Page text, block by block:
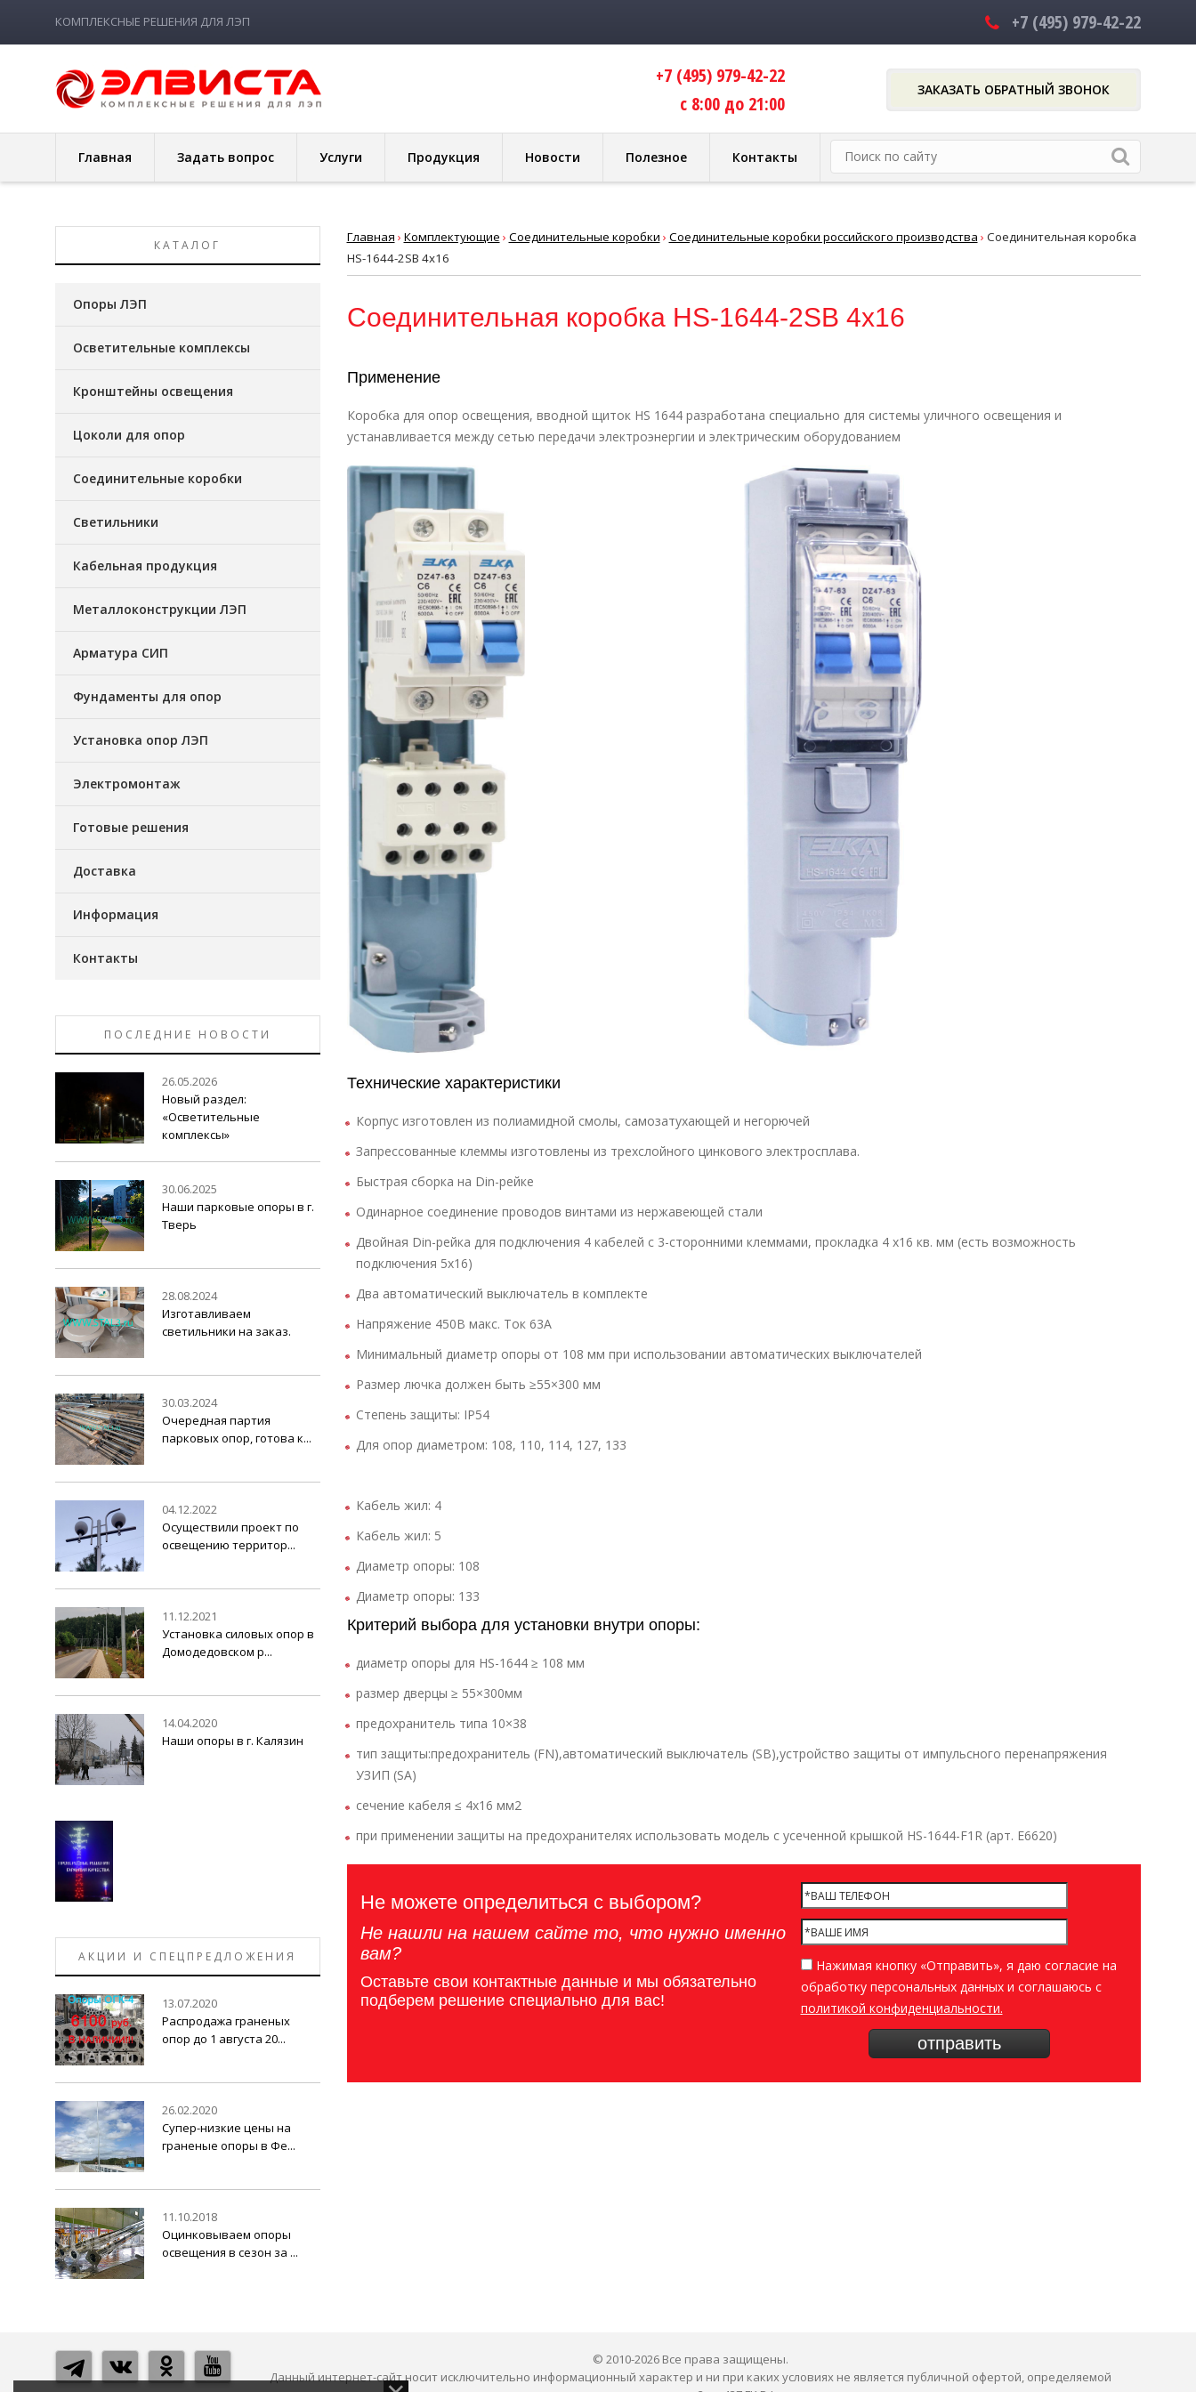
КОМПЛЕКСНЫЕ РЕШЕНИЯ ДЛЯ ЛЭП +7 (495) 979-42-22
ЗАКАЗАТЬ ОБРАТНЫЙ ЗВОНОК
+7 (495) 979-42-22
с 8:00 до 21:00
Главная Задать вопрос Услуги Продукция Новости Полезное Контакты
Главная › Комплектующие › Соединительные коробки › Соединительные коробки российского производства › Соединительная коробка
HS-1644-2SB 4x16
Соединительная коробка HS-1644-2SB 4x16
Применение
Коробка для опор освещения, вводной щиток HS 1644 разработана специально для системы уличного освещения и
устанавливается между сетью передачи электроэнергии и электрическим оборудованием
Технические характеристики
Корпус изготовлен из полиамидной смолы, самозатухающей и негорючей
Запрессованные клеммы изготовлены из трехслойного цинкового электросплава.
Быстрая сборка на Din-рейке
Одинарное соединение проводов винтами из нержавеющей стали
Двойная Din-рейка для подключения 4 кабелей с 3-сторонними клеммами, прокладка 4 х16 кв. мм (есть возможность
подключения 5х16)
Два автоматический выключатель в комплекте
Напряжение 450В макс. Ток 63А
Минимальный диаметр опоры от 108 мм при использовании автоматических выключателей
Размер лючка должен быть ≥55×300 мм
Степень защиты: IP54
Для опор диаметром: 108, 110, 114, 127, 133
Кабель жил: 4
Кабель жил: 5
Диаметр опоры: 108
Диаметр опоры: 133
Критерий выбора для установки внутри опоры:
диаметр опоры для HS-1644 ≥ 108 мм
размер дверцы ≥ 55×300мм
предохранитель типа 10×38
тип защиты:предохранитель (FN),автоматический выключатель (SB),устройство защиты от импульсного перенапряжения
УЗИП (SA)
сечение кабеля ≤ 4х16 мм2
при применении защиты на предохранителях использовать модель с усеченной крышкой HS-1644-F1R (арт. Е6620)
Не можете определиться с выбором?
Не нашли на нашем сайте то, что нужно именно
вам?
Оставьте свои контактные данные и мы обязательно
подберем решение специально для вас!
Нажимая кнопку «Отправить», я даю согласие на
обработку персональных данных и соглашаюсь c
политикой конфиденциальности.
КАТАЛОГ
Опоры ЛЭП
Осветительные комплексы
Кронштейны освещения
Цоколи для опор
Соединительные коробки
Светильники
Кабельная продукция
Металлоконструкции ЛЭП
Арматура СИП
Фундаменты для опор
Установка опор ЛЭП
Электромонтаж
Готовые решения
Доставка
Информация
Контакты
ПОСЛЕДНИЕ НОВОСТИ
26.05.2026
Новый раздел:
«Осветительные
комплексы»
30.06.2025
Наши парковые опоры в г.
Тверь
28.08.2024
Изготавливаем
светильники на заказ.
30.03.2024
Очередная партия
парковых опор, готова к...
04.12.2022
Осуществили проект по
освещению территор...
11.12.2021
Установка силовых опор в
Домодедовском р...
14.04.2020
Наши опоры в г. Калязин
АКЦИИ И СПЕЦПРЕДЛОЖЕНИЯ
13.07.2020
Распродажа граненых
опор до 1 августа 20...
26.02.2020
Супер-низкие цены на
граненые опоры в Фе...
11.10.2018
Оцинковываем опоры
освещения в сезон за ...
© 2010-2026 Все права защищены.
Данный интернет-сайт носит исключительно информационный характер и ни при каких условиях не является публичной офертой, определяемой